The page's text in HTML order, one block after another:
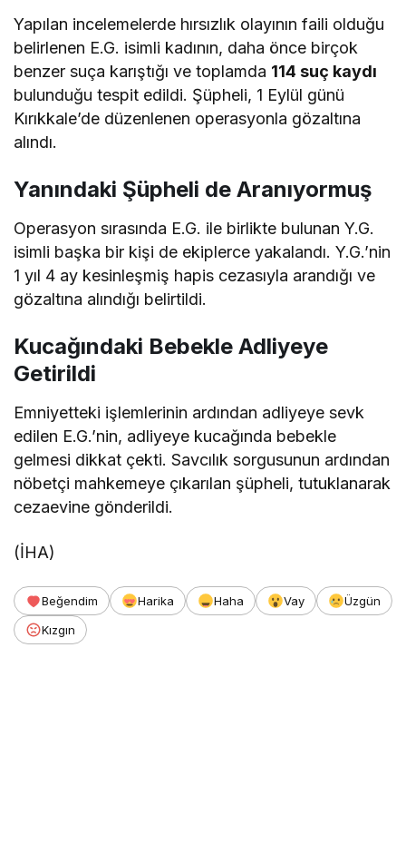
Yapılan incelemelerde hırsızlık olayının faili olduğu
belirlenen E.G. isimli kadının, daha önce birçok
benzer suça karıştığı ve toplamda 114 suç kaydı
bulunduğu tespit edildi. Şüpheli, 1 Eylül günü
Kırıkkale’de düzenlenen operasyonla gözaltına
alındı.
Yanındaki Şüpheli de Aranıyormuş
Operasyon sırasında E.G. ile birlikte bulunan Y.G.
isimli başka bir kişi de ekiplerce yakalandı. Y.G.’nin
1 yıl 4 ay kesinleşmiş hapis cezasıyla arandığı ve
gözaltına alındığı belirtildi.
Kucağındaki Bebekle Adliyeye
Getirildi
Emniyetteki işlemlerinin ardından adliyeye sevk
edilen E.G.’nin, adliyeye kucağında bebekle
gelmesi dikkat çekti. Savcılık sorgusunun ardından
nöbetçi mahkemeye çıkarılan şüpheli, tutuklanarak
cezaevine gönderildi.
(İHA)
Beğendim Harika Haha Vay
Üzgün
Kızgın